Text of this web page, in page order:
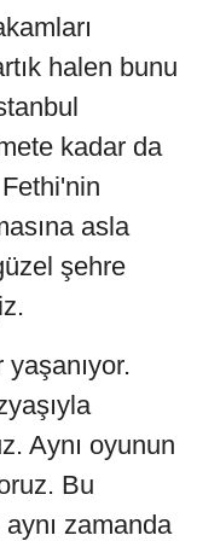
halen bunu
kadar da
asla
şehre
Aynı oyunun
Bu
aynı zamanda